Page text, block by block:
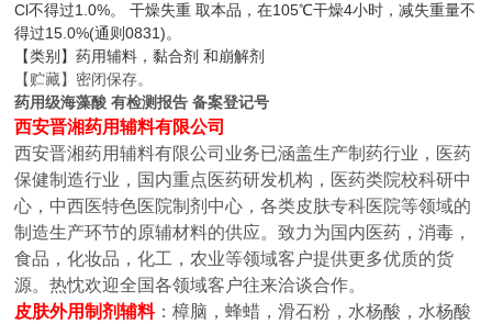
Cl不得过1.0%。 干燥失重 取本品，在105℃干燥4小时，减失重量不
得过15.0%(通则0831)。
【类别】药用辅料，黏合剂 和崩解剂
【贮藏】密闭保存。
药用级海藻酸 有检测报告 备案登记号
西安晋湘药用辅料有限公司
西安晋湘药用辅料有限公司业务已涵盖生产制药行业，医药
保健制造行业，国内重点医药研发机构，医药类院校科研中
心，中西医特色医院制剂中心，各类皮肤专科医院等领域的
制造生产环节的原辅材料的供应。致力为国内医药，消毒，
食品，化妆品，化工，农业等领域客户提供更多优质的货
源。热忱欢迎全国各领域客户往来洽谈合作。
皮肤外用制剂辅料：樟脑，蜂蜡，滑石粉，水杨酸，水杨酸